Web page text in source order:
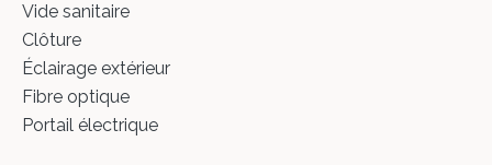
Vide sanitaire
Clôture
Éclairage extérieur
Fibre optique
Portail électrique